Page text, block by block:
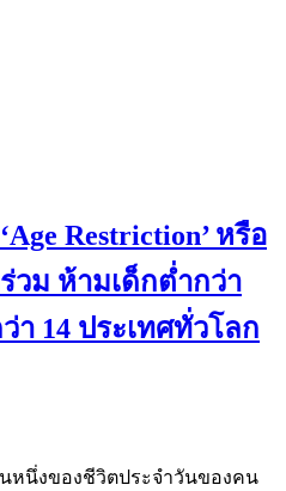
Restriction’ หรือ
วม ห้ามเด็กต่ำกว่า
า 14 ประเทศทั่วโลก
นหนึ่งของชีวิตประจำวันของคน